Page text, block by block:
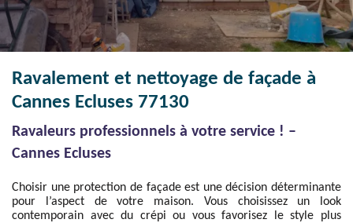
Ravalement et nettoyage de façade à
Cannes Ecluses 77130
Ravaleurs professionnels à votre service ! –
Cannes Ecluses
Choisir une protection de façade est une décision déterminante
pour l’aspect de votre maison. Vous choisissez un look
contemporain avec du crépi ou vous favorisez le style plus